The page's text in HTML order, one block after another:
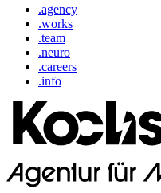
.agency
.works
.team
.neuro
.careers
.info